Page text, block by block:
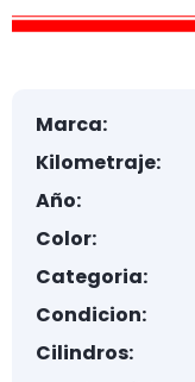
Marca:
Kilometraje:
Año:
Color:
Categoria:
Condicion:
Cilindros: